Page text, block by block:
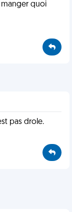
manger quoi
pas drole.